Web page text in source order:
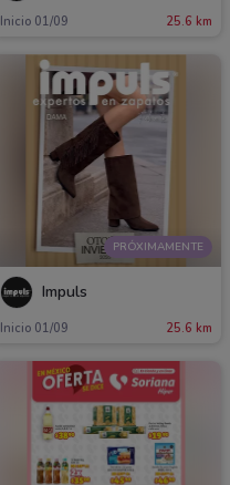
Inicio 01/09 25.6 km
PRÓXIMAMENTE
Impuls
Inicio 01/09 25.6 km